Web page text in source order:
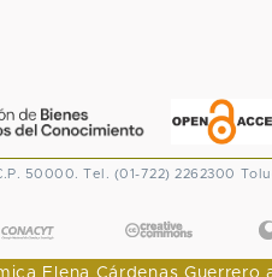
50000. Tel. (01-722) 2262300
Elena Cárdenas